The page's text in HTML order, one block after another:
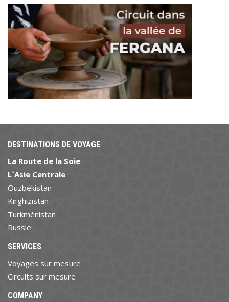
DESTINATIONS DE VOYAGE
La Route de la Soie
L`Asie Centrale
Ouzbékistan
Kirghizistan
Turkménistan
Russie
SERVICES
Voyages sur mesure
Circuits sur mesure
COMPANY